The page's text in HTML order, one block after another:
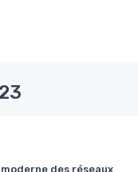
des réseaux